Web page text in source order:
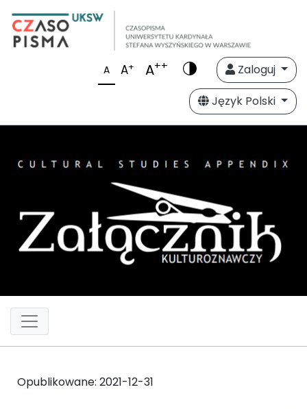
A A+ A++
Zaloguj
Język Polski
Opublikowane: 2021-12-31